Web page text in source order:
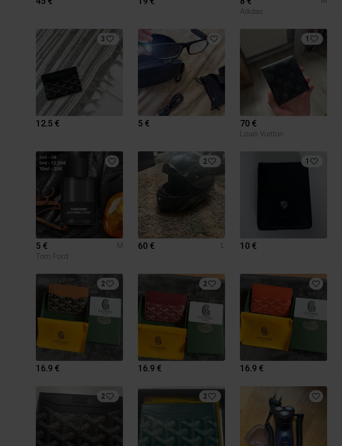
Adidas
3
12.5 € 5 €
1
70 €
Louis Vuitton
5 €
M
Tom Ford
2
60 € L
1
10 €
2
16.9 €
2
16.9 € 16.9 €
2 2